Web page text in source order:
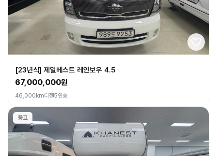
[23년식] 제일베스트 레인보우 4.5
67,000,000원
46,000km디젤5인승
중고